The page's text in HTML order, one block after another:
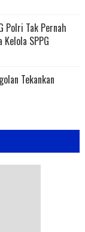
Polri Tak Pernah
SPPG
Tekankan